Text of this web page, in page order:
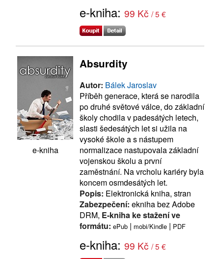
e-kniha: 99 Kč / 5 €
e-kniha
Absurdity
Autor: Bálek Jaroslav
Příběh generace, která se narodila
po druhé světové válce, do základní
školy chodila v padesátých letech,
slasti šedesátých let si užila na
vysoké škole a s nástupem
normalizace nastupovala základní
vojenskou školu a první
zaměstnání. Na vrcholu kariéry byla
koncem osmdesátých let.
Popis: Elektronická kniha, stran
Zabezpečení: ekniha bez Adobe
DRM, E-kniha ke stažení ve
formátu: ePub | mobi/Kindle | PDF
e-kniha: 99 Kč / 5 €